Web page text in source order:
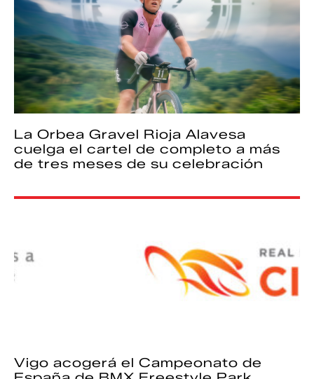
La Orbea Gravel Rioja Alavesa
cuelga el cartel de completo a más
de tres meses de su celebración
Vigo acogerá el Campeonato de